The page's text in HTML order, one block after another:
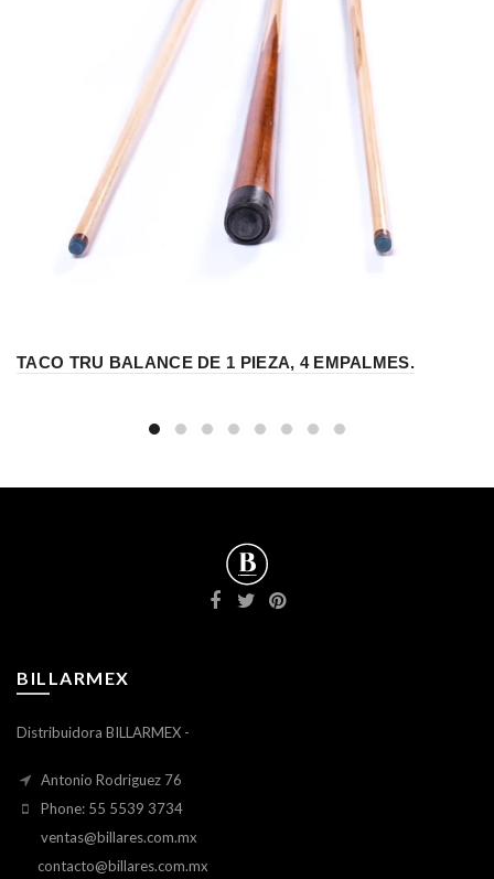
TACO TRU BALANCE DE 1 PIEZA, 4 EMPALMES.
BILLARMEX
Distribuidora BILLARMEX -
Antonio Rodriguez 76
Phone: 55 5539 3734
ventas@billares.com.mx
contacto@billares.com.mx